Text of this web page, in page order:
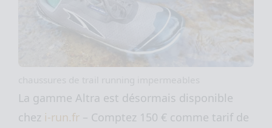
La gamme Altra est désormais disponible
chez i-run.fr – Comptez 150 € comme tarif de